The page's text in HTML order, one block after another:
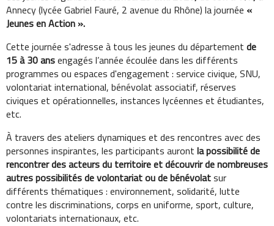
Annecy (lycée Gabriel Fauré, 2 avenue du Rhône) la journée «
Jeunes en Action ».
Cette journée s'adresse à tous les jeunes du département de
15 à 30 ansengagés l’année écoulée dans les différents
programmes ou espaces d'engagement : service civique, SNU,
volontariat international, bénévolat associatif, réserves
civiques et opérationnelles, instances lycéennes et étudiantes,
etc.
À travers des ateliers dynamiques et des rencontres avec des
personnes inspirantes, les participants auront la possibilité de
rencontrer des acteurs du territoire et découvrir de nombreuses
autres possibilités de volontariat ou de bénévolatsur
différents thématiques : environnement, solidarité, lutte
contre les discriminations, corps en uniforme, sport, culture,
volontariats internationaux, etc.